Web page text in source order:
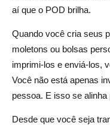
aí que o POD brilha.
Quando você cria seus
moletons ou bolsas
imprimi-los e enviá-los,
Você não está apenas
pessoa. E isso se
Desde que você seja